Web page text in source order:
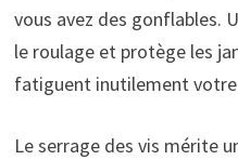
vous avez des gonflables.
le roulage et protège les
fatiguent inutilement
Le serrage des vis mérite